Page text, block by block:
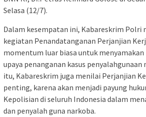
Selasa (12/7).
Dalam kesempatan ini, Kabareskrim Polri
kegiatan Penandatanganan Perjanjian
momentum luar biasa untuk menyamakan
upaya penanganan kasus penyalahgunaan
itu, Kabareskrim juga menilai Perjanjian
penting, karena akan menjadi payung
Kepolisian di seluruh Indonesia dalam
dan penyalah guna narkoba.